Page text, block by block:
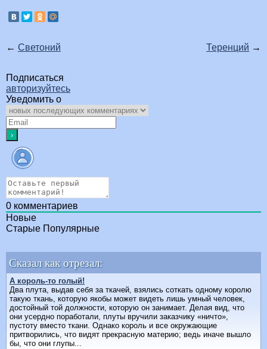
← Светоний Теренций →
Подписаться
авторизуйтесь
Уведомить о
0 комментариев
Новые
Старые Популярные
Сказал как отрезал:
А король-то голый!
Два плута, выдав себя за ткачей, взялись соткать одному королю
такую ткань, которую якобы может видеть лишь умный человек,
достойный той должности, которую он занимает. Делая вид, что
они усердно поработали, плуты вручили заказчику «ничто»,
пустоту вместо ткани. Однако король и все окружающие
притворились, что видят прекрасную материю; ведь иначе вышло
бы, что они глупы...